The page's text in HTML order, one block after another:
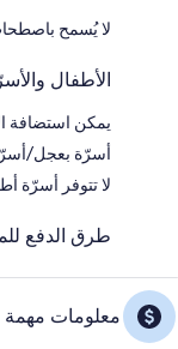
لا يُسمح
الأطفال
يمكن استضافة
أسرّة بعجل/
لا تتوفر أسرّة
طرق الدفع
معلومات مهمة